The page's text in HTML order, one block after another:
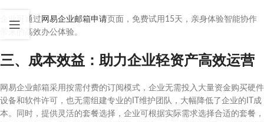
企业可通过 网易企业邮箱申请页面，免费试用15天，亲身体验智能协作
带来的高效办公体验。
三、成本效益：助力企业轻资产高效运营
网易企业邮箱采用按需付费的订阅模式，企业无需投入大量资金购买硬件
设备和软件许可，也无需组建专业的IT维护团队，大幅降低了企业的IT成
本。同时，提供灵活的套餐选择，企业可根据实际需求选择合适的套餐，